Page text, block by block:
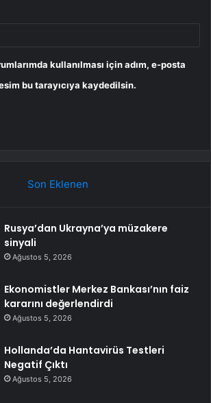
kullanılması için adım, e-posta
bu tarayıcıya kaydedilsin.
Son Eklenen
Rusya’dan Ukrayna’ya müzakere
sinyali
Ağustos 5, 2026
Ekonomistler Merkez Bankası’nın faiz
kararını değerlendirdi
Ağustos 5, 2026
Hollanda’da Hantavirüs Testleri
Negatif Çıktı
Ağustos 5, 2026